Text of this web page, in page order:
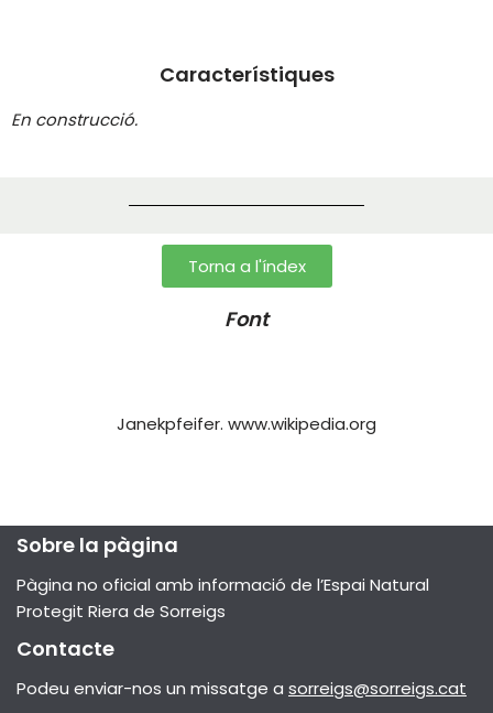
Característiques
En construcció.
Torna a l'índex
Font
Janekpfeifer. www.wikipedia.org
Sobre la pàgina
Pàgina no oficial amb informació de l’Espai Natural
Protegit Riera de Sorreigs
Contacte
Podeu enviar-nos un missatge a sorreigs@sorreigs.cat